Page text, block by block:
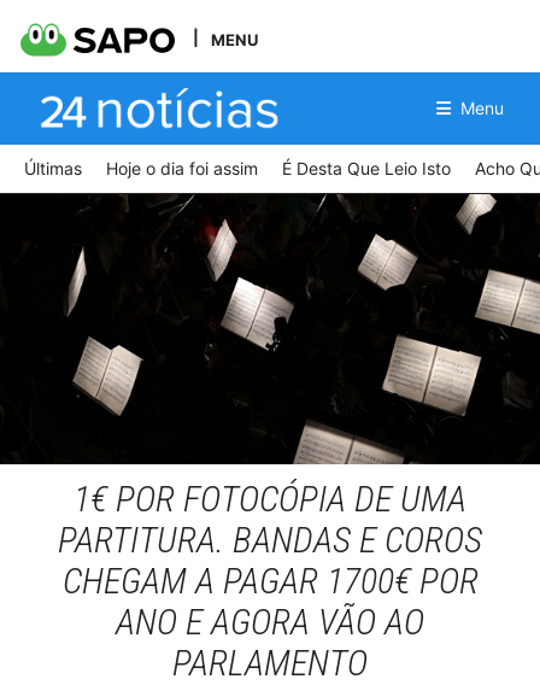
MENU
Menu
Últimas Hoje o dia foi assim É Desta Que Leio Isto Acho
1€ POR FOTOCÓPIA DE UMA
PARTITURA. BANDAS E COROS
CHEGAM A PAGAR 1700€ POR
ANO E AGORA VÃO AO
PARLAMENTO